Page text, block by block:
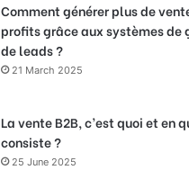
Comment générer plus de
profits grâce aux systèmes de
de leads ?
21 March 2025
La vente B2B, c’est quoi et en
consiste ?
25 June 2025